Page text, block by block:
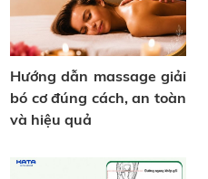
Hướng dẫn massage giải
bó cơ đúng cách, an toàn
và hiệu quả